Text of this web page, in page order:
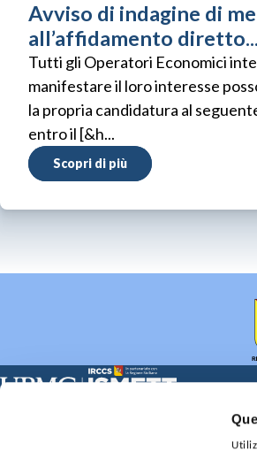
Avviso di indagine di
all’affidamento diretto...
Tutti gli Operatori Economici
manifestare il loro interesse
la propria candidatura al
entro il [&h...
Scopri di più